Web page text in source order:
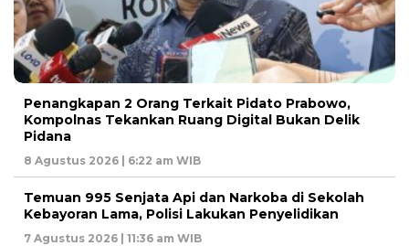
Penangkapan 2 Orang Terkait Pidato Prabowo,
Kompolnas Tekankan Ruang Digital Bukan Delik
Pidana
8 Agustus 2026 | 6:22 am WIB
Temuan 995 Senjata Api dan Narkoba di Sekolah
Kebayoran Lama, Polisi Lakukan Penyelidikan
7 Agustus 2026 | 11:36 am WIB